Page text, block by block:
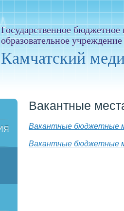
Государственное
образовательное
Камчатский
Вакантные
Вакантные бюджетные
Вакантные бюджетные